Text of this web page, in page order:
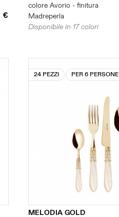
€
colore Avorio - finitura
Madreperla
Disponibile in 17 colori
24 PEZZI PER 6 PERSONE
MELODIA GOLD